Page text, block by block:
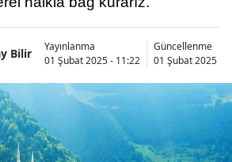
Bilecik
Bingöl
Bitlis
Bilir
Yayınlanma
01 Şubat 2025 - 11:22
Güncellenme
01 Şubat 2025 -